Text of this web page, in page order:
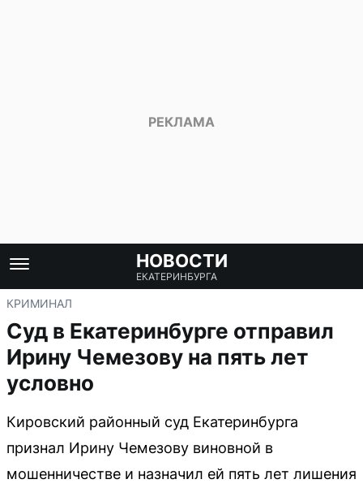
НОВОСТИ
ЕКАТЕРИНБУРГА
КРИМИНАЛ
Суд в Екатеринбурге отправил
Ирину Чемезову на пять лет
условно
Кировский районный суд Екатеринбурга
признал Ирину Чемезову виновной в
мошенничестве и назначил ей пять лет лишения